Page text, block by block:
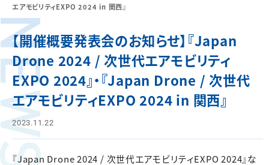
エアモビリティEXPO 2024 in 関西』
【開催概要発表会のお知らせ】『Japan
Drone 2024 / 次世代エアモビリティ
EXPO 2024』・『Japan Drone / 次世代
エアモビリティEXPO 2024 in 関西』
2023.11.22
『Japan Drone 2024 / 次世代エアモビリティEXPO 2024』な